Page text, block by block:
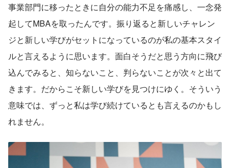
事業部門に移ったときに自分の能力不足を痛感し、一念発
起してMBAを取ったんです。振り返ると新しいチャレン
ジと新しい学びがセットになっているのが私の基本スタイ
ルと言えるように思います。面白そうだと思う方向に飛び
込んでみると、知らないこと、判らないことが次々と出て
きます。だからこそ新しい学びを見つけにゆく。そういう
意味では、ずっと私は学び続けているとも言えるのかもし
れません。